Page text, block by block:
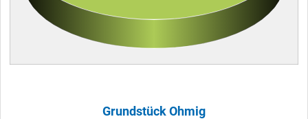
Grundstück Ohmig